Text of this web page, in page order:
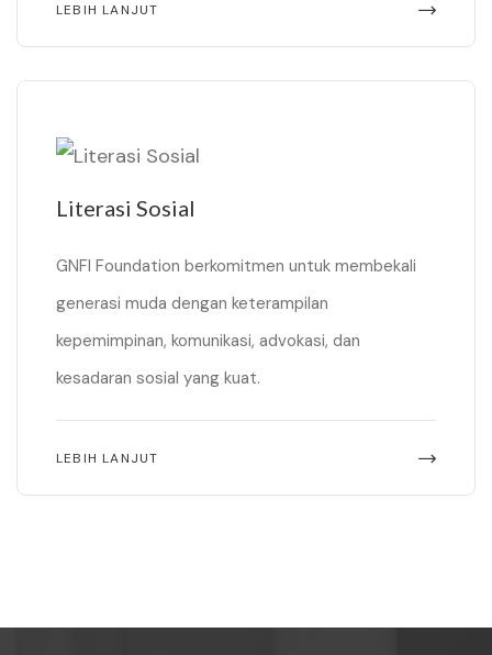
LEBIH LANJUT
Literasi Sosial
GNFI Foundation berkomitmen untuk membekali
generasi muda dengan keterampilan
kepemimpinan, komunikasi, advokasi, dan
kesadaran sosial yang kuat.
LEBIH LANJUT